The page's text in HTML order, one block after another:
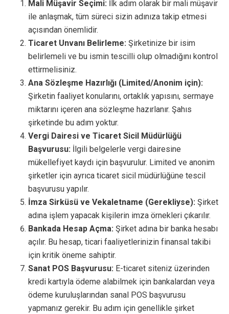
Mali Müşavir Seçimi: İlk adım olarak bir mali müşavir
ile anlaşmak, tüm süreci sizin adınıza takip etmesi
açısından önemlidir.
Ticaret Unvanı Belirleme: Şirketinize bir isim
belirlemeli ve bu ismin tescilli olup olmadığını kontrol
ettirmelisiniz.
Ana Sözleşme Hazırlığı (Limited/Anonim için):
Şirketin faaliyet konularını, ortaklık yapısını, sermaye
miktarını içeren ana sözleşme hazırlanır. Şahıs
şirketinde bu adım yoktur.
Vergi Dairesi ve Ticaret Sicil Müdürlüğü
Başvurusu: İlgili belgelerle vergi dairesine
mükellefiyet kaydı için başvurulur. Limited ve anonim
şirketler için ayrıca ticaret sicil müdürlüğüne tescil
başvurusu yapılır.
İmza Sirküsü ve Vekaletname (Gerekliyse): Şirket
adına işlem yapacak kişilerin imza örnekleri çıkarılır.
Bankada Hesap Açma: Şirket adına bir banka hesabı
açılır. Bu hesap, ticari faaliyetlerinizin finansal takibi
için kritik öneme sahiptir.
Sanat POS Başvurusu: E-ticaret siteniz üzerinden
kredi kartıyla ödeme alabilmek için bankalardan veya
ödeme kuruluşlarından sanal POS başvurusu
yapmanız gerekir. Bu adım için genellikle şirket